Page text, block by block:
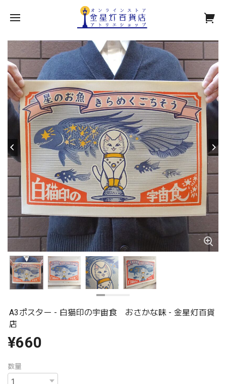
A3ポスター - 白猫印の宇宙食 おさかな味 - 金星灯百貨
店
¥660
数量